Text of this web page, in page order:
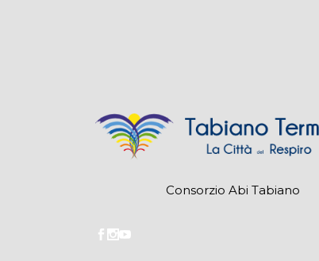
Consorzio Abi Tabiano